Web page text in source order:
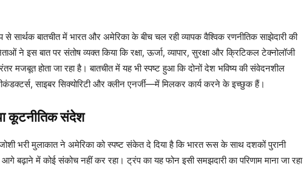
सार्थक बातचीत में भारत और अमेरिका के बीच चल रही व्यापक वैश्विक रणनीतिक साझेदारी की
ने इस बात पर संतोष व्यक्त किया कि रक्षा, ऊर्जा, व्यापार, सुरक्षा और क्रिटिकल टेक्नोलॉजी
मजबूत होता जा रहा है। बातचीत में यह भी स्पष्ट हुआ कि दोनों देश भविष्य की संवेदनशील
साइबर सिक्योरिटी और क्लीन एनर्जी—में मिलकर कार्य करने के इच्छुक हैं।
कूटनीतिक संदेश
भरी मुलाकात ने अमेरिका को स्पष्ट संकेत दे दिया है कि भारत रूस के साथ दशकों पुरानी
बढ़ाने में कोई संकोच नहीं कर रहा। ट्रंप का यह फोन इसी समझदारी का परिणाम माना जा रहा